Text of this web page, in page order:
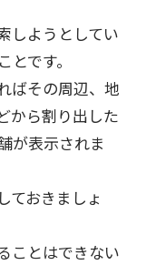
しようとしてい
です。
ばその周辺、地
から割り出した
が表示されま
ておきましょ
ことはできない